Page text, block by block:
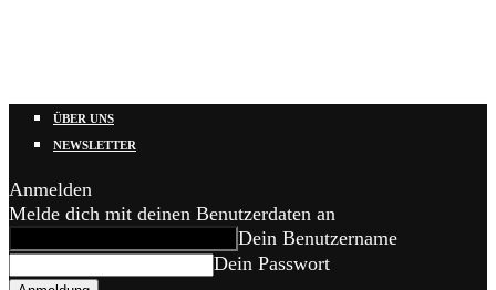
ÜBER UNS
NEWSLETTER
Anmelden
Melde dich mit deinen Benutzerdaten an
Dein Benutzername
Dein Passwort